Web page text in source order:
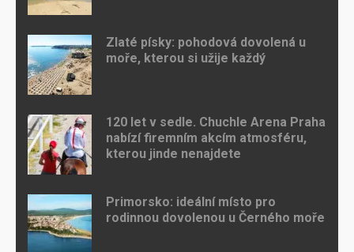
Zlaté písky: pohodová dovolená u
moře, kterou si užije každý
120 let v sedle. Chuchle Arena Praha
nabízí firemním akcím atmosféru,
kterou jinde nenajdete
Primorsko: ideální místo pro
rodinnou dovolenou u Černého moře